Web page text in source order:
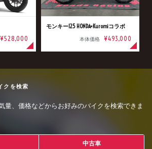
¥528,000
モンキー125 HONDA×Kuromiコラボ
本体価格 ¥493,000
を検索
量、価格などからお好みのバイクを検索できま
中古車